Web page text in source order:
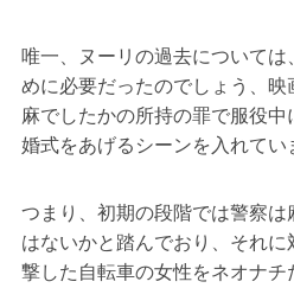
唯一、ヌーリの過去について
めに必要だったのでしょう、
麻でしたかの所持の罪で服役
婚式をあげるシーンを入れてい
つまり、初期の段階では警察
はないかと踏んでおり、それに
撃した自転車の女性をネオナチ